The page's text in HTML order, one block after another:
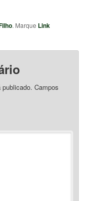
. Marque Link
Campos